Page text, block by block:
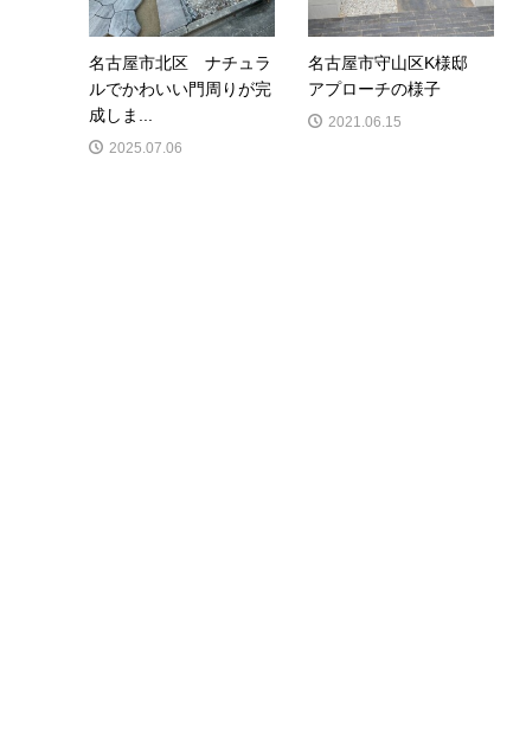
名古屋市北区 ナチュラ
ルでかわいい門周りが完
成しま...
2025.07.06
名古屋市守山区K様邸
アプローチの様子
2021.06.15